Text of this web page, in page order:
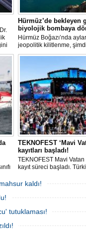
Hürmüz’de bekleyen
biyolojik bombaya
Hürmüz Boğazı’nda
jeopolitik kilitlenme,
ölçekte bir çevre
hareketsiz bekleyen
istilacı deniz canlıları
üreme merkezine
TEKNOFEST ‘Mavi
kayıtları başladı!
TEKNOFEST Mavi
kayıt süreci başladı.
odaklanan etkinliği, 20-
Komutanlığı’nda
kaldı!
tutuklaması!